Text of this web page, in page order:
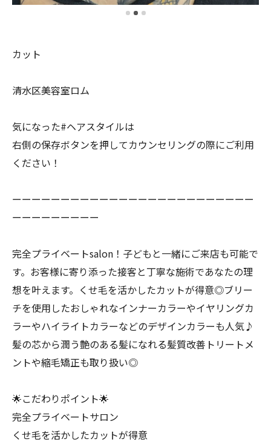
カット
清水区美容室ロム
気になった#ヘアスタイルは
右側の保存ボタンを押してカウンセリングの際にご利用
ください！
ーーーーーーーーーーーーーーーーーーーーーーーーー
ーーーーーーーーー
完全プライベートsalon！子どもと一緒にご来店も可能で
す。お客様に寄り添った接客と丁寧な施術であなたの理
想を叶えます。くせ毛を活かしたカットが得意◎ブリー
チを使用したおしゃれなインナーカラーやイヤリングカ
ラーやハイライトカラーなどのデザインカラーも人気♪
髪の芯から潤う艶のある髪になれる髪質改善トリートメ
ントや縮毛矯正も取り扱い◎
🌟こだわりポイント🌟
完全プライベートサロン
くせ毛を活かしたカットが得意